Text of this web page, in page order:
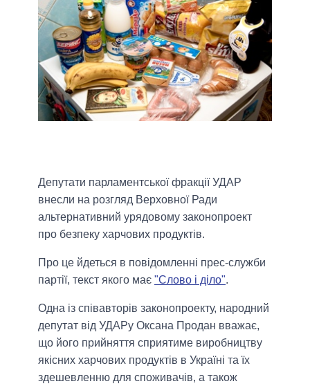
Депутати парламентської фракції УДАР
внесли на розгляд Верховної Ради
альтернативний урядовому законопроект
про безпеку харчових продуктів.
Про це йдеться в повідомленні прес-служби
партії, текст якого має "Слово і діло".
Одна із співавторів законопроекту, народний
депутат від УДАРу Оксана Продан вважає,
що його прийняття сприятиме виробництву
якісних харчових продуктів в Україні та їх
здешевленню для споживачів, а також